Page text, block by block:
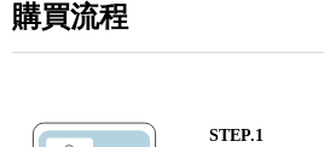
購買流程
STEP.1